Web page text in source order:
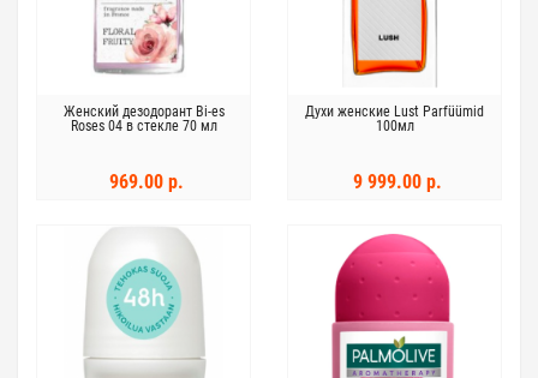
Женский дезодорант Bi-es
Roses 04 в стекле 70 мл
969.00 р.
Духи женские Lust Parfüümid
100мл
9 999.00 р.